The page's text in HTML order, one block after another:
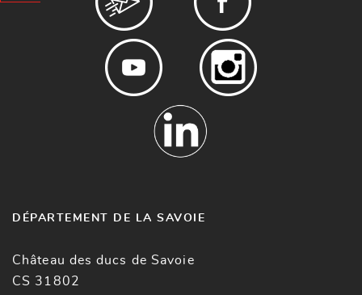
DÉPARTEMENT DE LA SAVOIE
Château des ducs de Savoie
CS 31802